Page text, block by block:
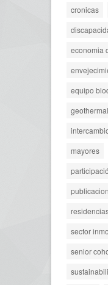
cronicas
economia
equipo
geothermal
mayores
sector
senior